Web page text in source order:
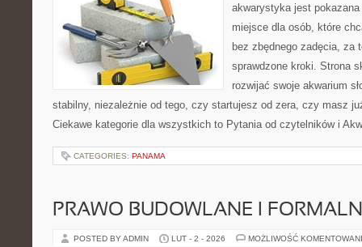
akwarystyka jest
miejsce dla osób, które
bez zbędnego zadęcia, za
sprawdzone kroki. Strona
rozwijać swoje akwarium
stabilny, niezależnie od tego, czy startujesz od zera, czy masz
Ciekawe kategorie dla wszystkich to Pytania od czytelników i
CATEGORIES: PANAMA
PRAWO BUDOWLANE I
POSTED BY ADMIN LUT - 2 - 2026 MOŻLIWOŚĆ